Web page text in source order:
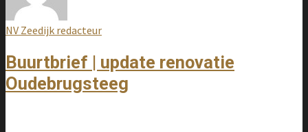
NV Zeedijk redacteur
Buurtbrief | update renovatie
Oudebrugsteeg